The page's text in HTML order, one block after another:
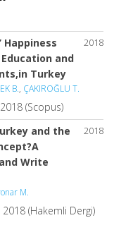
2018
Happiness
and
Turkey
B., ÇAKIROĞLU T.
(Scopus)
2018
and the
Write
M.
2018 (Hakemli Dergi)